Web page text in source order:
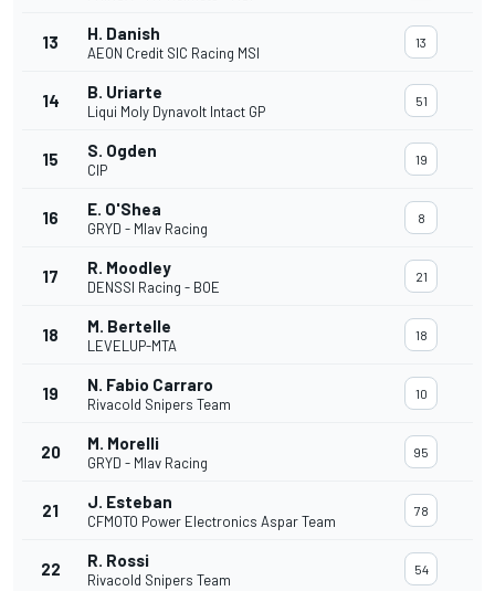
13 H. Danish
AEON Credit SIC Racing MSI
13
14 B. Uriarte
Liqui Moly Dynavolt Intact GP
51
15 S. Ogden
CIP
19
16 E. O'Shea
GRYD - Mlav Racing
8
17 R. Moodley
DENSSI Racing - BOE
21
18 M. Bertelle
LEVELUP-MTA
18
19 N. Fabio Carraro
Rivacold Snipers Team
10
20 M. Morelli
GRYD - Mlav Racing
95
21 J. Esteban
CFMOTO Power Electronics Aspar Team
78
22 R. Rossi
Rivacold Snipers Team
54